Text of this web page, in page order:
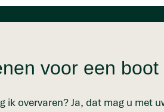
voor een boot
ik overvaren? Ja, dat mag u met